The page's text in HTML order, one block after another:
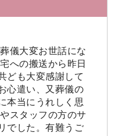
儀大変お世話にな
への搬送から昨日
ども大変感謝して
心遣い、又葬儀の
本当にうれしく思
スタッフの方のサ
でした。有難うご